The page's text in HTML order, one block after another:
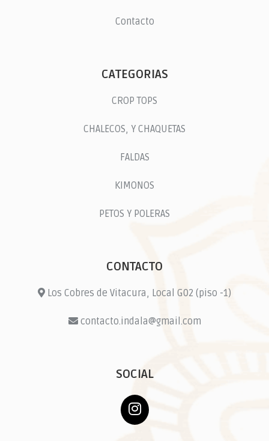
Contacto
CATEGORIAS
CROP TOPS
CHALECOS, Y CHAQUETAS
FALDAS
KIMONOS
PETOS Y POLERAS
CONTACTO
Los Cobres de Vitacura, Local G02 (piso -1)
contacto.indala@gmail.com
SOCIAL